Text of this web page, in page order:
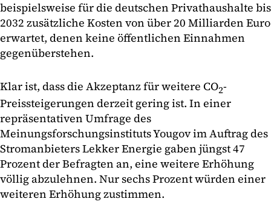
beispielsweise für die deutschen Privathaushalte bis
2032 zusätzliche Kosten von über 20 Milliarden Euro
erwartet, denen keine öffentlichen Einnahmen
gegenüberstehen.
Klar ist, dass die Akzeptanz für weitere CO2-
Preissteigerungen derzeit gering ist. In einer
repräsentativen Umfrage des
Meinungsforschungsinstituts Yougov im Auftrag des
Stromanbieters Lekker Energie gaben jüngst 47
Prozent der Befragten an, eine weitere Erhöhung
völlig abzulehnen. Nur sechs Prozent würden einer
weiteren Erhöhung zustimmen.